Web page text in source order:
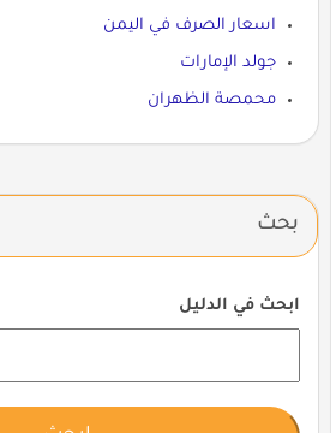
اسعار الصرف في اليمن
جولد الإمارات
محمصة الظهران
بحث
ابحث في الدليل